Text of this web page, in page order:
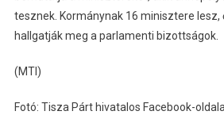
tesznek. Kormánynak 16 minisztere
hallgatják meg a parlamenti bizottságok.
(MTI)
Fotó: Tisza Párt hivatalos Facebook-oldala